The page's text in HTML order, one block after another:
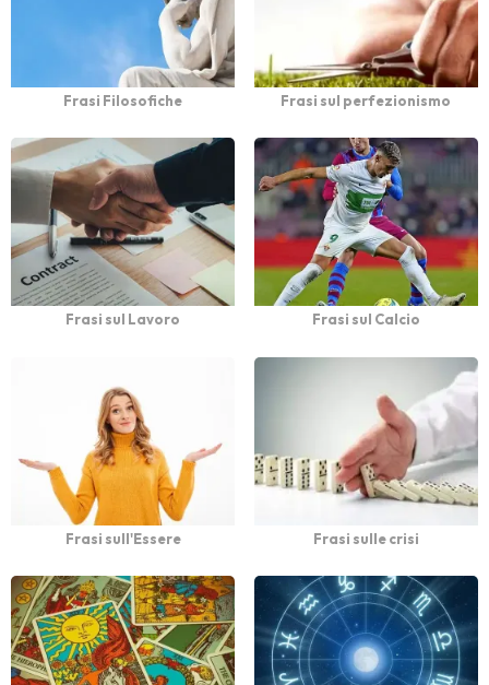
Frasi Filosofiche Frasi sul perfezionismo
Frasi sul Lavoro Frasi sul Calcio
Frasi sull'Essere Frasi sulle crisi